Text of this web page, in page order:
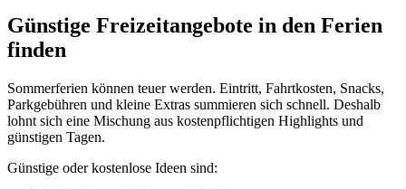
Günstige Freizeitangebote in den Ferien
finden
Sommerferien können teuer werden. Eintritt, Fahrtkosten, Snacks,
Parkgebühren und kleine Extras summieren sich schnell. Deshalb
lohnt sich eine Mischung aus kostenpflichtigen Highlights und
günstigen Tagen.
Günstige oder kostenlose Ideen sind: